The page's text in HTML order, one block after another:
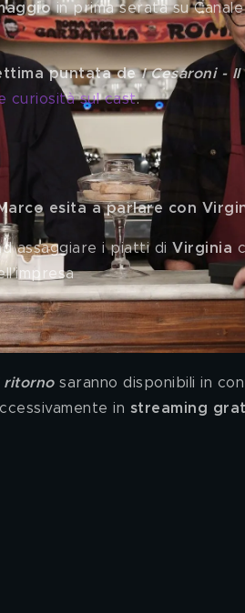
in prima serata su
puntata de I Cesaroni -
curiosità sul cast.
della
Marco esita a parlare con
assaggiare i piatti di Virginia
Il ritorno in
ritorno saranno disponibili in
in streaming